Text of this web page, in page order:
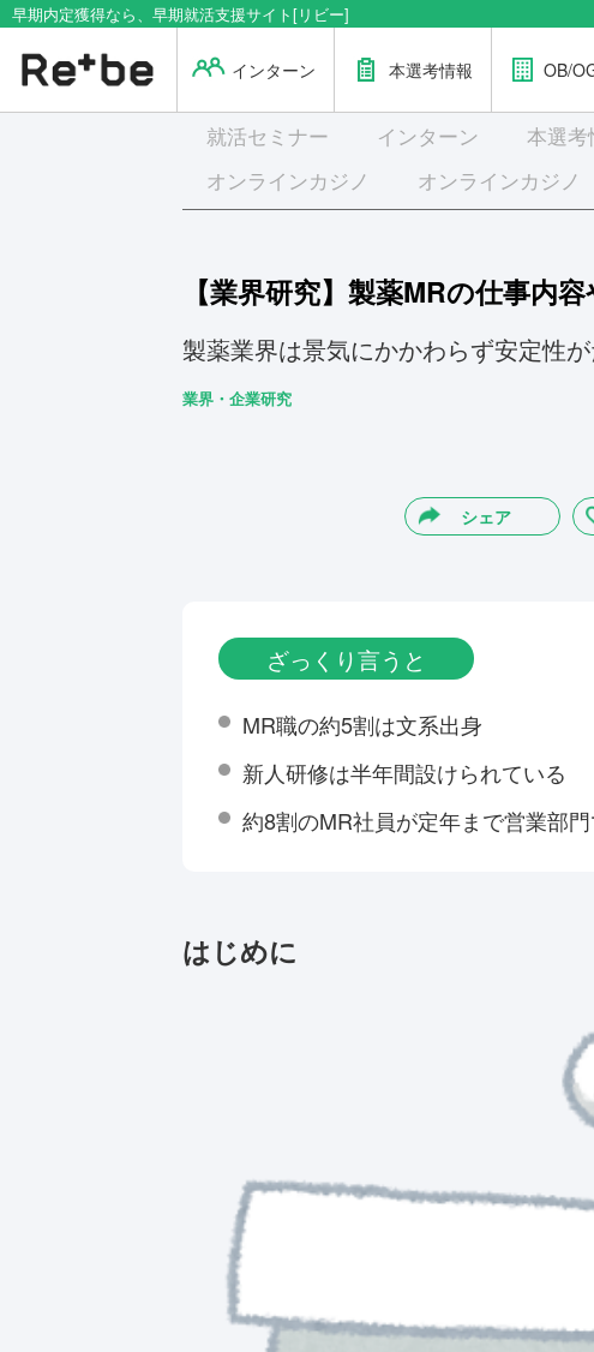
早期内定獲得なら、早期就活支援サイト[リビー]
インターン 本選考情報 OB/
就活セミナー インターン 本選考
オンラインカジノ
オンラインカジノ
【業界研究】製薬MRの仕事内
製薬業界は景気にかかわらず安定性
業界・企業研究
シェア
ざっくり言うと
MR職の約5割は文系出身
新人研修は半年間設けられている
約8割のMR社員が定年まで営業部門
はじめに